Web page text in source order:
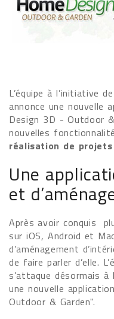
L’équipe à l’initiative
annonce une nouvelle
Design 3D - Outdoor
nouvelles
réalisation de projets
Une
et
Après avoir conquis
sur iOS, Android et
d’aménagement
de faire parler d’elle.
s’attaque désormais à
une nouvelle
Outdoor & Garden".